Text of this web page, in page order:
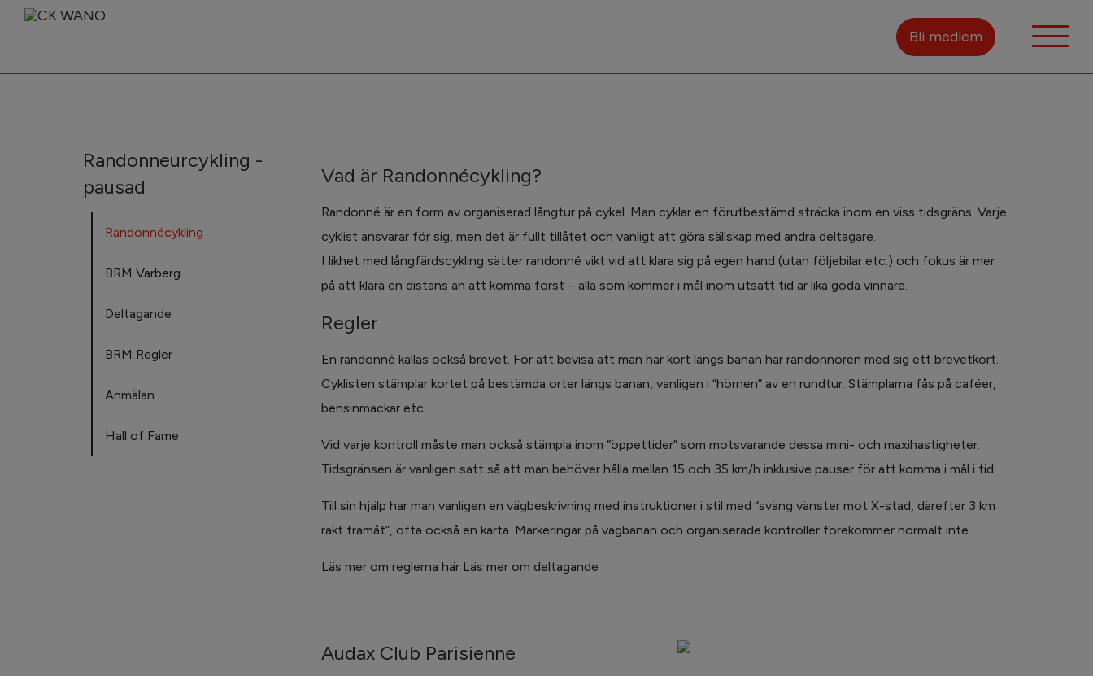
Bli medlem
Randonneurcykling -
pausad
Randonnécykling
BRM Varberg
Deltagande
BRM Regler
Anmälan
Hall of Fame
Vad är Randonnécykling?
Randonné är en form av organiserad långtur på cykel. Man cyklar en förutbestämd sträcka inom en viss tidsgräns. Varje
cyklist ansvarar för sig, men det är fullt tillåtet och vanligt att göra sällskap med andra deltagare.
I likhet med långfärdscykling sätter randonné vikt vid att klara sig på egen hand (utan följebilar etc.) och fokus är mer
på att klara en distans än att komma först – alla som kommer i mål inom utsatt tid är lika goda vinnare.
Regler
En randonné kallas också brevet. För att bevisa att man har kört längs banan har randonnören med sig ett brevetkort.
Cyklisten stämplar kortet på bestämda orter längs banan, vanligen i “hörnen” av en rundtur. Stämplarna fås på caféer,
bensinmackar etc.
Vid varje kontroll måste man också stämpla inom “öppettider” som motsvarande dessa mini- och maxihastigheter.
Tidsgränsen är vanligen satt så att man behöver hålla mellan 15 och 35 km/h inklusive pauser för att komma i mål i tid.
Till sin hjälp har man vanligen en vägbeskrivning med instruktioner i stil med “sväng vänster mot X-stad, därefter 3 km
rakt framåt”, ofta också en karta. Markeringar på vägbanan och organiserade kontroller förekommer normalt inte.
Läs mer om reglerna här Läs mer om deltagande
Audax Club Parisienne